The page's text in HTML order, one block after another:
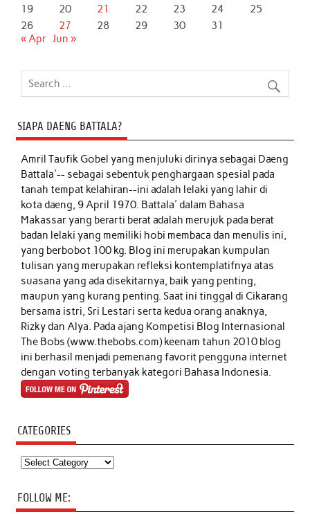
19 20 21 22 23 24
25
26
27 28 29 30
31
« Apr Jun »
SIAPA DAENG BATTALA?
Amril Taufik Gobelyang menjuluki dirinya sebagai Daeng
Battala'-- sebagai sebentuk penghargaan spesial pada
tanah tempat kelahiran--ini adalah lelaki yang lahir di
kota daeng, 9 April 1970. Battala' dalam Bahasa
Makassar yang berarti berat adalah merujuk pada berat
badan lelaki yang memiliki hobi membaca dan menulis ini,
yang berbobot 100 kg. Blog ini merupakan kumpulan
tulisan yang merupakan refleksi kontemplatifnya atas
suasana yang ada disekitarnya, baik yang penting,
maupun yang kurang penting. Saat ini tinggal di Cikarang
bersama istri, Sri Lestari serta kedua orang anaknya,
Rizky dan Alya. Pada ajang Kompetisi Blog Internasional
The Bobs (www.thebobs.com) keenam tahun 2010 blog
ini berhasil menjadi pemenang favorit pengguna internet
dengan voting terbanyak kategori Bahasa Indonesia.
CATEGORIES
Categories
FOLLOW ME: